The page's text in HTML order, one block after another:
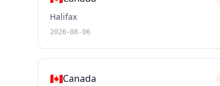
Halifax
2026-08-06
🇨🇦Canada